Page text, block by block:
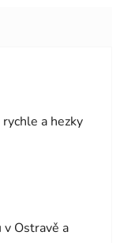
a hezky
Ostravě a